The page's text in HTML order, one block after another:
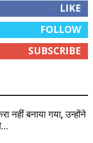
LIKE
FOLLOW
SUBSCRIBE
नहीं बनाया गया, उन्होंने